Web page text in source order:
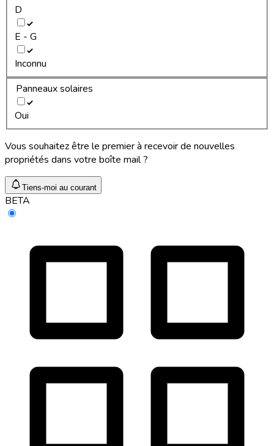
D
E - G
Inconnu
Panneaux solaires
Oui
Vous souhaitez être le premier à recevoir de nouvelles
propriétés dans votre boîte mail ?
Tiens-moi au courant
BETA